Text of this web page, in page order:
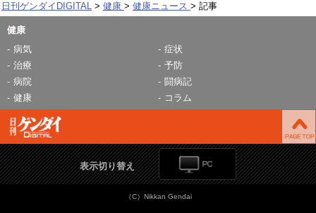
日刊ゲンダイDIGITAL 健康 健康ニュース 記事
健康
病気
症状
治療
予防
病院
闘病記
健康
コラム
表示切り替え
（C）Nikkan Gendai